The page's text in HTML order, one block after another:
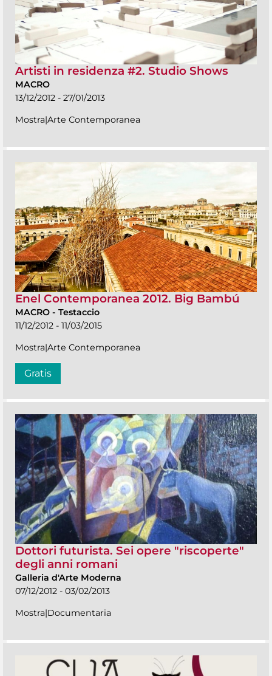
Artisti in residenza #2. Studio Shows
MACRO
13/12/2012 - 27/01/2013
Mostra|Arte Contemporanea
Enel Contemporanea 2012. Big Bambú
MACRO - Testaccio
11/12/2012 - 11/03/2015
Mostra|Arte Contemporanea
Gratis
Dottori futurista. Sei opere "riscoperte"
degli anni romani
Galleria d'Arte Moderna
07/12/2012 - 03/02/2013
Mostra|Documentaria